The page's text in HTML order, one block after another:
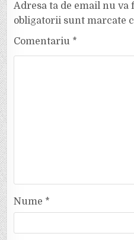
Adresa ta de email nu va
obligatorii sunt marcate
Comentariu *
Nume *